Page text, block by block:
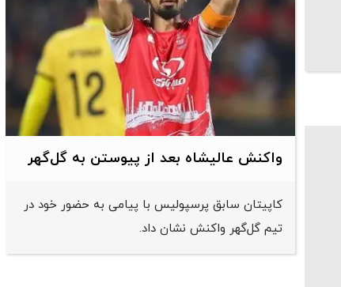
واکنش عالیشاه بعد از پیوستن به گل‌گهر
کاپیتان سابق پرسپولیس با پیامی به حضور خود در
تیم گل‌گهر واکنش نشان داد.